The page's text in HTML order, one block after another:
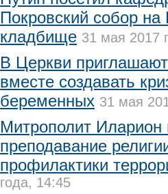
Покровский собор на
кладбище 31 мая 2017
В Церкви приглашают
вместе создавать
беременных 31 мая
Митрополит Иларион
преподавание
профилактики
года, 14:45